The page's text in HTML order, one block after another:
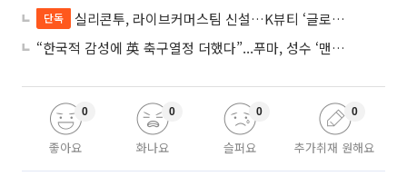
단독
실리콘투, 라이브커머스팀 신설…K뷰티 ‘글로벌 판매망’ 확대 속도
“한국적 감성에 英 축구열정 더했다”...푸마, 성수 ‘맨시티 하우스’ 팝업
좋아요
0
화나요
0
슬퍼요
0
추가취재 원해요
0